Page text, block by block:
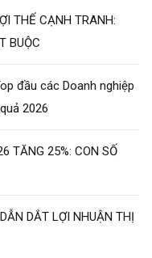
THẾ CẠNH TRANH:
BUỘC
đầu các Doanh nghiệp
2026
TĂNG 25%: CON SỐ
DẮT LỢI NHUẬN THỊ